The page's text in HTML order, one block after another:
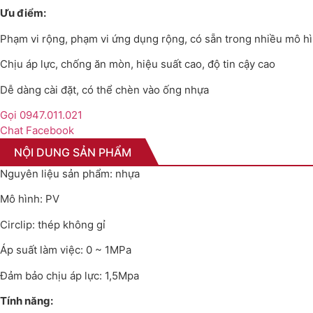
Ưu điểm:
Phạm vi rộng, phạm vi ứng dụng rộng, có sẵn trong nhiều mô
Chịu áp lực, chống ăn mòn, hiệu suất cao, độ tin cậy cao
Dễ dàng cài đặt, có thể chèn vào ống nhựa
Gọi 0947.011.021
Chat Facebook
NỘI DUNG SẢN PHẨM
Nguyên liệu sản phẩm: nhựa
Mô hình: PV
Circlip: thép không gỉ
Áp suất làm việc: 0 ~ 1MPa
Đảm bảo chịu áp lực: 1,5Mpa
Tính năng: